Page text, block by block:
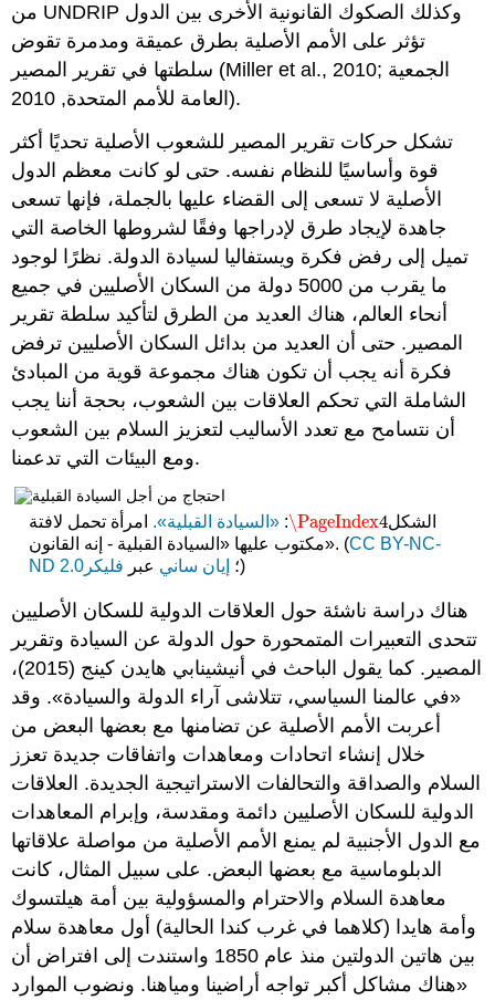
من UNDRIP وكذلك الصكوك القانونية الأخرى بين الدول
تؤثر على الأمم الأصلية بطرق عميقة ومدمرة تقوض
سلطتها في تقرير المصير (Miller et al., 2010; الجمعية
العامة للأمم المتحدة, 2010).
تشكل حركات تقرير المصير للشعوب الأصلية تحديًا أكثر
قوة وأساسيًا للنظام نفسه. حتى لو كانت معظم الدول
الأصلية لا تسعى إلى القضاء عليها بالجملة، فإنها تسعى
جاهدة لإيجاد طرق لإدراجها وفقًا لشروطها الخاصة التي
تميل إلى رفض فكرة ويستفاليا لسيادة الدولة. نظرًا لوجود
ما يقرب من 5000 دولة من السكان الأصليين في جميع
أنحاء العالم، هناك العديد من الطرق لتأكيد سلطة تقرير
المصير. حتى أن العديد من بدائل السكان الأصليين ترفض
فكرة أنه يجب أن تكون هناك مجموعة قوية من المبادئ
الشاملة التي تحكم العلاقات بين الشعوب، بحجة أننا يجب
أن نتسامح مع تعدد الأساليب لتعزيز السلام بين الشعوب
ومع البيئات التي تدعمنا.
الشكل \PageIndex4
\PageIndex4
:«السيادة القبلية». امرأة تحمل لافتة
مكتوب عليها «السيادة القبلية - إنه القانون». (CC BY-NC-
ND 2.0
؛ إيان ساني عبر فليكر )
هناك دراسة ناشئة حول العلاقات الدولية للسكان الأصليين
تتحدى التعبيرات المتمحورة حول الدولة عن السيادة وتقرير
المصير. كما يقول الباحث في أنيشينابي هايدن كينج (2015)،
«في عالمنا السياسي، تتلاشى آراء الدولة والسيادة». وقد
أعربت الأمم الأصلية عن تضامنها مع بعضها البعض من
خلال إنشاء اتحادات ومعاهدات واتفاقات جديدة تعزز
السلام والصداقة والتحالفات الاستراتيجية الجديدة. العلاقات
الدولية للسكان الأصليين دائمة ومقدسة، وإبرام المعاهدات
مع الدول الأجنبية لم يمنع الأمم الأصلية من مواصلة علاقاتها
الدبلوماسية مع بعضها البعض. على سبيل المثال، كانت
معاهدة السلام والاحترام والمسؤولية بين أمة هيلتسوك
وأمة هايدا (كلاهما في غرب كندا الحالية) أول معاهدة سلام
بين هاتين الدولتين منذ عام 1850 واستندت إلى افتراض أن
«هناك مشاكل أكبر تواجه أراضينا ومياهنا. ونضوب الموارد